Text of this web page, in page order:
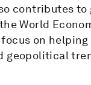
contributes
World
on
geopolitical